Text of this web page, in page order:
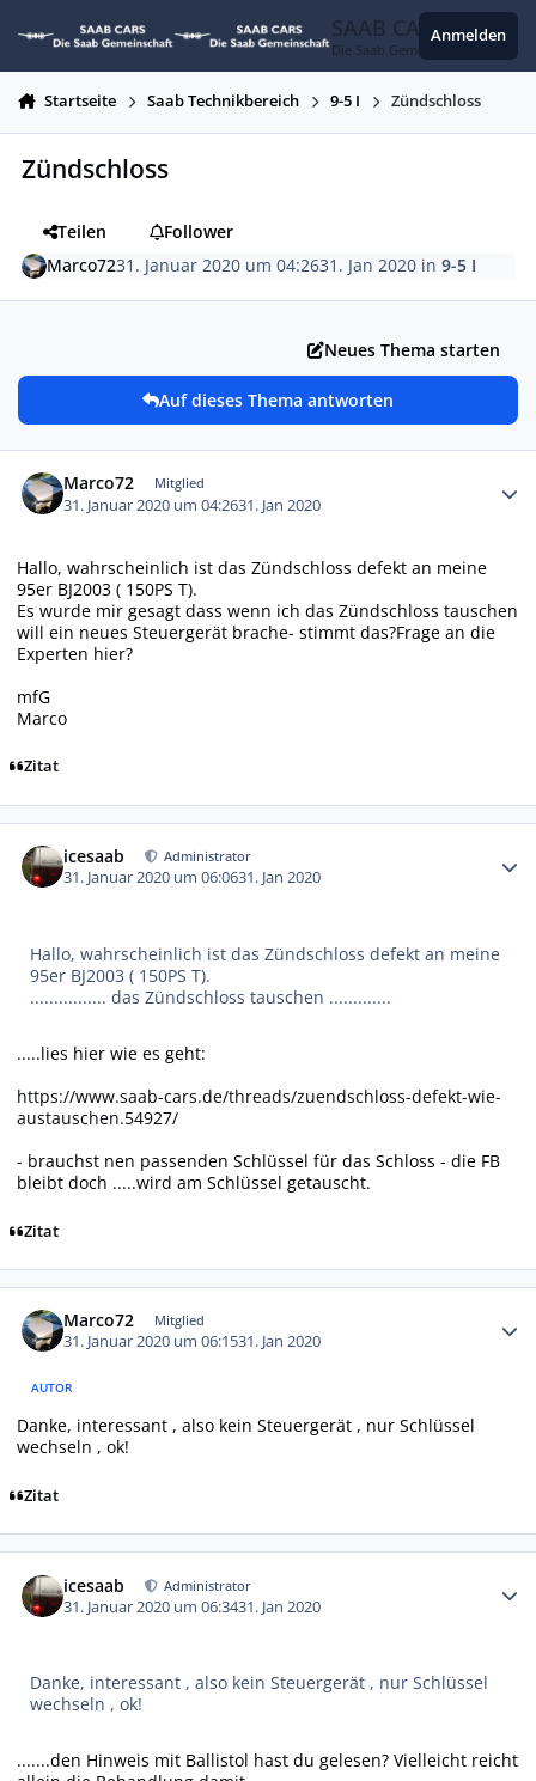
SAAB CARS
Die Saab Gemeinschaft
Anmelden
Startseite Saab Technikbereich 9-5 I Zündschloss
Zündschloss
Teilen
Follower
Marco7231. Januar 2020 um 04:2631. Jan 2020 in9-5 I
Neues Thema starten
Auf dieses Thema antworten
Marco72 Mitglied
31. Januar 2020 um 04:2631. Jan 2020
Hallo, wahrscheinlich ist das Zündschloss defekt an meine
95er BJ2003 ( 150PS T).
Es wurde mir gesagt dass wenn ich das Zündschloss tauschen
will ein neues Steuergerät brache- stimmt das?Frage an die
Experten hier?
mfG
Marco
Zitat
icesaab Administrator
31. Januar 2020 um 06:0631. Jan 2020
Hallo, wahrscheinlich ist das Zündschloss defekt an meine
95er BJ2003 ( 150PS T).
................ das Zündschloss tauschen .............
.....lies hier wie es geht:
https://www.saab-cars.de/threads/zuendschloss-defekt-wie-
austauschen.54927/
- brauchst nen passenden Schlüssel für das Schloss - die FB
bleibt doch .....wird am Schlüssel getauscht.
Zitat
Marco72 Mitglied
31. Januar 2020 um 06:1531. Jan 2020
AUTOR
Danke, interessant , also kein Steuergerät , nur Schlüssel
wechseln , ok!
Zitat
icesaab Administrator
31. Januar 2020 um 06:3431. Jan 2020
Danke, interessant , also kein Steuergerät , nur Schlüssel
wechseln , ok!
.......den Hinweis mit Ballistol hast du gelesen? Vielleicht reicht